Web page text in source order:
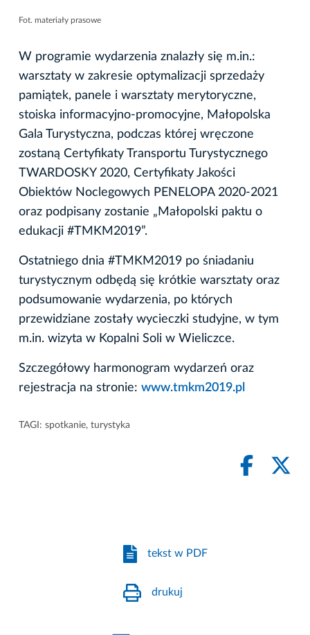
Fot. materiały prasowe
W programie wydarzenia znalazły się m.in.:
warsztaty w zakresie optymalizacji sprzedaży
pamiątek, panele i warsztaty merytoryczne,
stoiska informacyjno-promocyjne, Małopolska
Gala Turystyczna, podczas której wręczone
zostaną Certyfikaty Transportu Turystycznego
TWARDOSKY 2020, Certyfikaty Jakości
Obiektów Noclegowych PENELOPA 2020-2021
oraz podpisany zostanie „Małopolski paktu o
edukacji #TMKM2019”.
Ostatniego dnia #TMKM2019 po śniadaniu
turystycznym odbędą się krótkie warsztaty oraz
podsumowanie wydarzenia, po których
przewidziane zostały wycieczki studyjne, w tym
m.in. wizyta w Kopalni Soli w Wieliczce.
Szczegółowy harmonogram wydarzeń oraz
rejestracja na stronie: www.tmkm2019.pl
TAGI: spotkanie, turystyka
tekst w PDF
drukuj